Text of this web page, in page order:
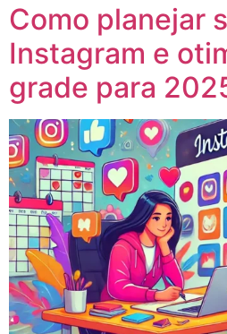
Como planejar
Instagram e
grade para